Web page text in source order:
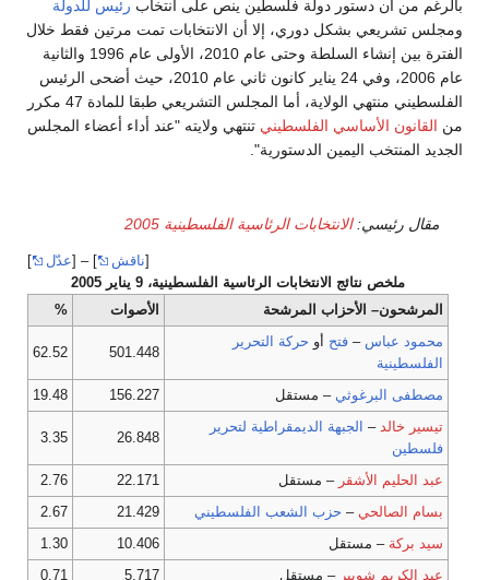
بالرغم من أن دستور دولة فلسطين ينص على انتخاب رئيس للدولة
ومجلس تشريعي بشكل دوري، إلا أن الانتخابات تمت مرتين فقط خلال
الفترة بين إنشاء السلطة وحتى عام 2010، الأولى عام 1996 والثانية
عام 2006، وفي 24 يناير كانون ثاني عام 2010، حيث أضحى الرئيس
الفلسطيني منتهي الولاية، أما المجلس التشريعي طبقا للمادة 47 مكرر
من القانون الأساسي الفلسطيني تنتهي ولايته "عند أداء أعضاء المجلس
الجديد المنتخب اليمين الدستورية".
مقال رئيسي:الانتخابات الرئاسية الفلسطينية 2005
[ناقش ] – [عدّل
]
ملخص نتائج الانتخابات الرئاسية الفلسطينية، 9 يناير 2005
المرشحون– الأحزاب المرشحة
الأصوات
%
محمود عباس –فتح أو حركة التحرير
الفلسطينية
501.448
62.52
مصطفى البرغوثي – مستقل 156.227
19.48
تيسير خالد – الجبهة الديمقراطية لتحرير
فلسطين
26.848
3.35
عبد الحليم الأشقر – مستقل 22.171
2.76
بسام الصالحي – حزب الشعب الفلسطيني 21.429
2.67
سيد بركة – مستقل 10.406
1.30
عبد الكريم شوبير – مستقل 5.717
0.71